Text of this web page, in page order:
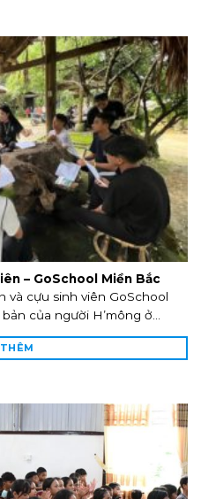
– GoSchool Miền Bắc
và cựu sinh viên GoSchool
của người H’mông ở...